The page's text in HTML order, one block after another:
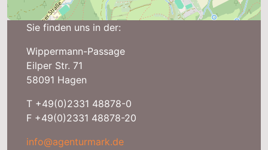
Sie finden uns in der:
Wippermann-Passage
Eilper Str. 71
58091 Hagen
T +49(0)2331 48878-0
F +49(0)2331 48878-20
info@agenturmark.de